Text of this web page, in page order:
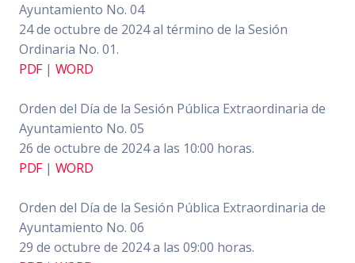
Ayuntamiento No. 04
24 de octubre de 2024 al término de la Sesión
Ordinaria No. 01.
PDF| WORD
Orden del Día de la Sesión Pública Extraordinaria de
Ayuntamiento No. 05
26 de octubre de 2024 a las 10:00 horas.
PDF| WORD
Orden del Día de la Sesión Pública Extraordinaria de
Ayuntamiento No. 06
29 de octubre de 2024 a las 09:00 horas.